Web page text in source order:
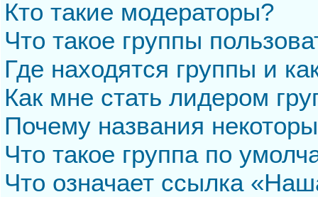
Кто такие модераторы?
Что такое группы
Где находятся группы и
Как мне стать лидером
Почему названия
Что такое группа по
Что означает ссылка